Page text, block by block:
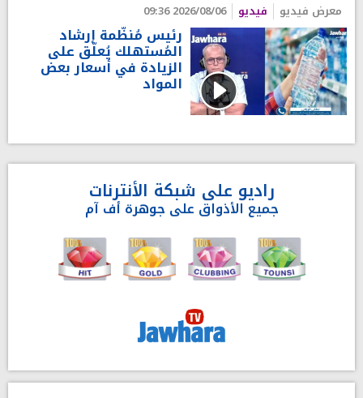
معرض فيديو فيديو 2026/08/06 09:36
رئيس مُنظّمة إرشاد
المُستهلك يُعلّق على
الزيادة في أسعار بعض
المواد
راديو على شبكة الأنترنات
جميع الأذواق على جوهرة أف آم